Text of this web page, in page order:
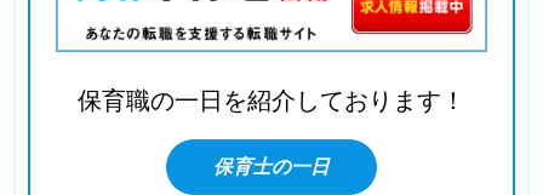
保育職の一日を紹介しております！
保育士の一日